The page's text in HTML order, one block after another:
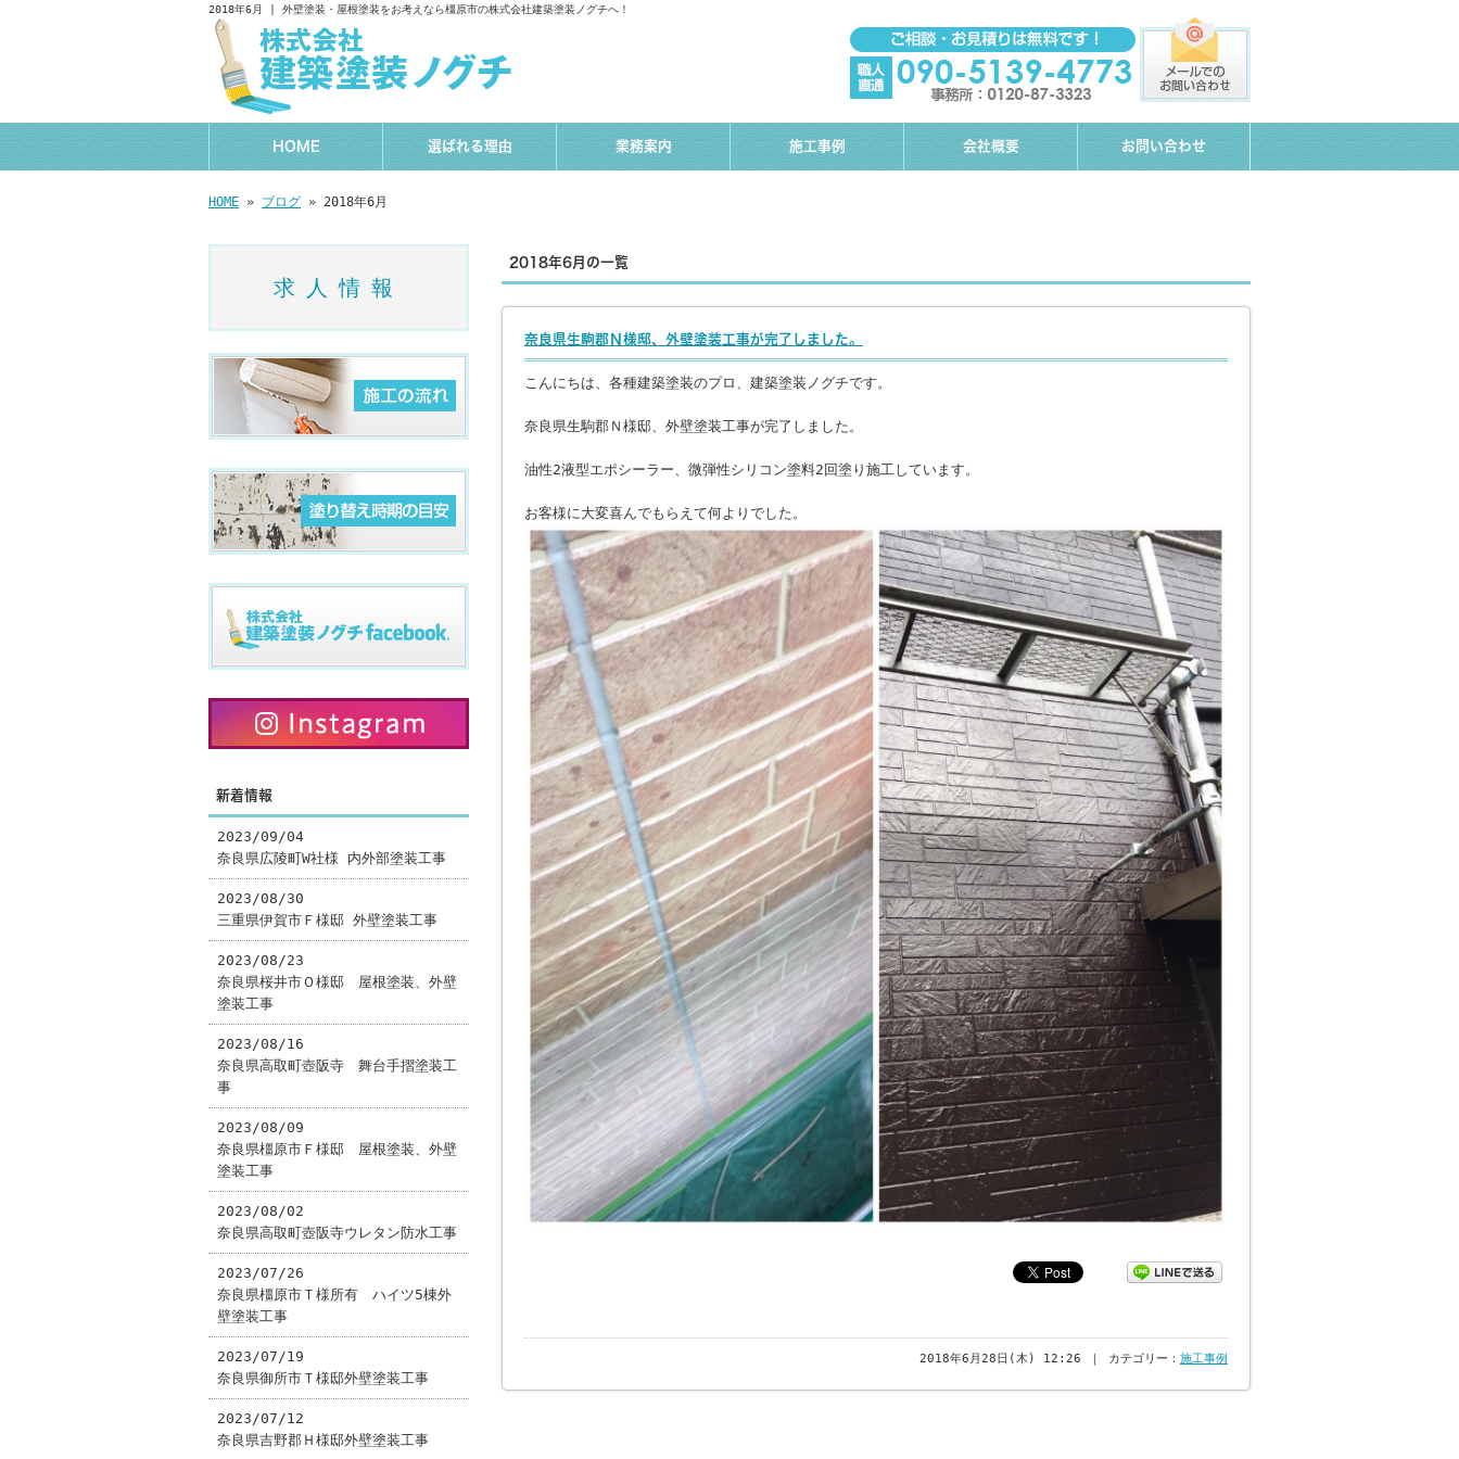
2018年6月 | 外壁塗装・屋根塗装をお考えなら橿原市の株式会社建築塗装ノグチへ！
HOME 選ばれる理由 業務案内 施工事例 会社概要 お問い合わせ
HOME » ブログ » 2018年6月
2018年6月の一覧
奈良県生駒郡Ｎ様邸、外壁塗装工事が完了しました。
こんにちは、各種建築塗装のプロ、建築塗装ノグチです。
奈良県生駒郡Ｎ様邸、外壁塗装工事が完了しました。
油性2液型エポシーラー、微弾性シリコン塗料2回塗り施工しています。
お客様に大変喜んでもらえて何よりでした。
2018年6月28日(木) 12:26 ｜ カテゴリー： 施工事例
求人情報
新着情報
2023/09/04
奈良県広陵町W社様 内外部塗装工事
2023/08/30
三重県伊賀市Ｆ様邸 外壁塗装工事
2023/08/23
奈良県桜井市Ｏ様邸 屋根塗装、外壁
塗装工事
2023/08/16
奈良県高取町壺阪寺 舞台手摺塗装工
事
2023/08/09
奈良県橿原市Ｆ様邸 屋根塗装、外壁
塗装工事
2023/08/02
奈良県高取町壺阪寺ウレタン防水工事
2023/07/26
奈良県橿原市Ｔ様所有 ハイツ5棟外
壁塗装工事
2023/07/19
奈良県御所市Ｔ様邸外壁塗装工事
2023/07/12
奈良県吉野郡Ｈ様邸外壁塗装工事